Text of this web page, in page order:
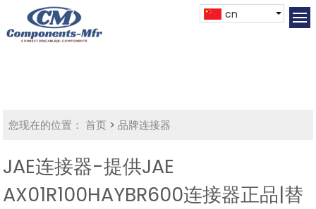
cn
您现在的位置： 首页 >品牌连接器
JAE连接器-提供JAE
AX01R100HAYBR600连接器正品|替